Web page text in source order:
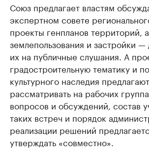
Союз предлагает властям
экспертном совете
проекты генпланов территорий,
землепользования и застройки
их на публичные слушания. А
градостроительную тематику и
культурного наследия предлагают
рассматривать на рабочих
вопросов и обсуждений, состав
таких встреч и порядок
реализации решений
утверждать «совместно».